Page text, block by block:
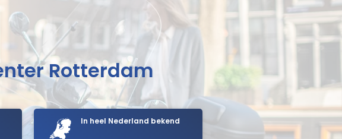
Rotterdam
In heel Nederland bekend